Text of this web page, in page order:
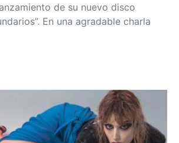
de su nuevo disco
En una agradable charla